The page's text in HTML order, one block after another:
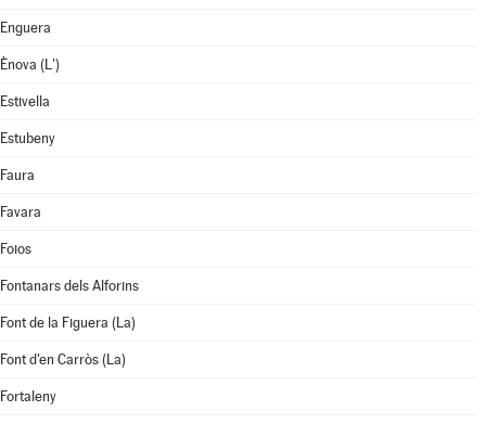
Enguera
Ènova (L')
Estivella
Estubeny
Faura
Favara
Foios
Fontanars dels Alforins
Font de la Figuera (La)
Font d'en Carròs (La)
Fortaleny